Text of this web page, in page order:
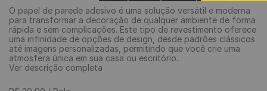
O papel de parede adesivo é uma solução versátil e moderna
para transformar a decoração de qualquer ambiente de forma
rápida e sem complicações. Este tipo de revestimento oferece
uma infinidade de opções de design, desde padrões clássicos
até imagens personalizadas, permitindo que você crie uma
atmosfera única em sua casa ou escritório.
Ver descrição completa
9º rodapé
10º piso vinílico